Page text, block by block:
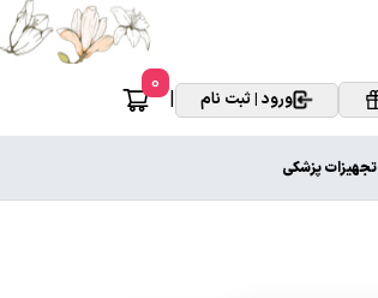
ورود | ثبت نام |
0
تجهیزات پزشکی